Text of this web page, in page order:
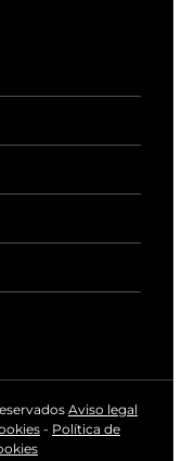
Aviso legal
- Política de